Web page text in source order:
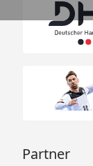
Partner